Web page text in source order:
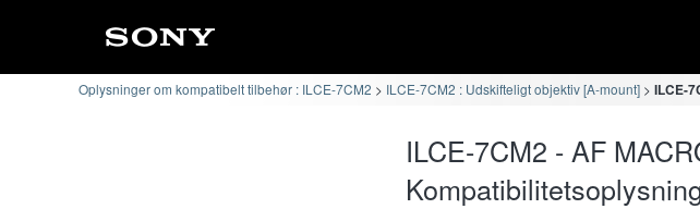
Oplysninger om kompatibelt tilbehør : ILCE-7CM2 ILCE-7CM2 : Udskifteligt objektiv [A-mount] ILCE-
ILCE-7CM2 - AF